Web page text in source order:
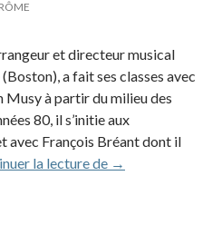
et directeur musical
a fait ses classes avec
Musy à partir du milieu des
80, il s’initie aux
avec François Bréant dont il
la lecture de Claude Samard
→